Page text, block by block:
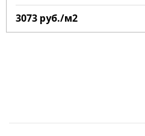
3073 руб./м2